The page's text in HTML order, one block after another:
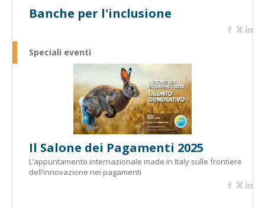
Banche per l'inclusione
Speciali eventi
Il Salone dei Pagamenti 2025
L’appuntamento internazionale made in Italy sulle frontiere
dell’innovazione nei pagamenti